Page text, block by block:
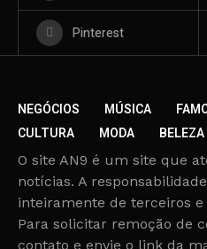
Pinterest
NEGÓCIOS MÚSICA
CULTURA
MODA BELEZA
O site AN9 é um site que
notícias. A
inteiramente de terceiros e
Para solicitar remoção de
contato e envie o link da